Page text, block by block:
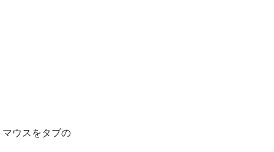
ウスをタブの